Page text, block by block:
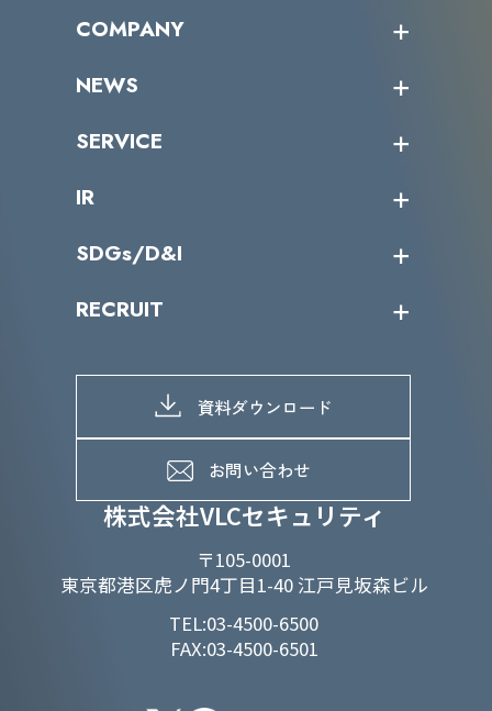
株式会社VLCセキュリティ
〒105-0001
東京都港区虎ノ門4丁目1-40 江戸見坂森ビル
TEL:03-4500-6500
FAX:03-4500-6501
受講者の声
COMPANY
トップメッセージ
ミッション／ビジョン
パートナー企業一覧
NEWS
サイバーニュース
SERVICE
カテゴリー別サービス一覧
IR
IRカレンダー
IRライブラリー
よくあるご質問
SDGs/D&I
当グループのマテリアリティ
SDGs推進体制
D&Iの取り組み
RECRUIT
募集職種一覧
メッセージ
メンバーインタビュー
資料ダウンロード
お問い合わせ